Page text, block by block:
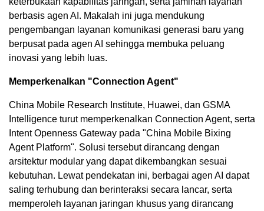
berbasis agen AI. Makalah ini juga mendukung
pengembangan layanan komunikasi generasi baru yang
berpusat pada agen AI sehingga membuka peluang
inovasi yang lebih luas.
Memperkenalkan "Connection Agent"
China Mobile Research Institute, Huawei, dan GSMA
Intelligence turut memperkenalkan Connection Agent, serta
Intent Openness Gateway pada "China Mobile Bixing
Agent Platform". Solusi tersebut dirancang dengan
arsitektur modular yang dapat dikembangkan sesuai
kebutuhan. Lewat pendekatan ini, berbagai agen AI dapat
saling terhubung dan berinteraksi secara lancar, serta
memperoleh layanan jaringan khusus yang dirancang